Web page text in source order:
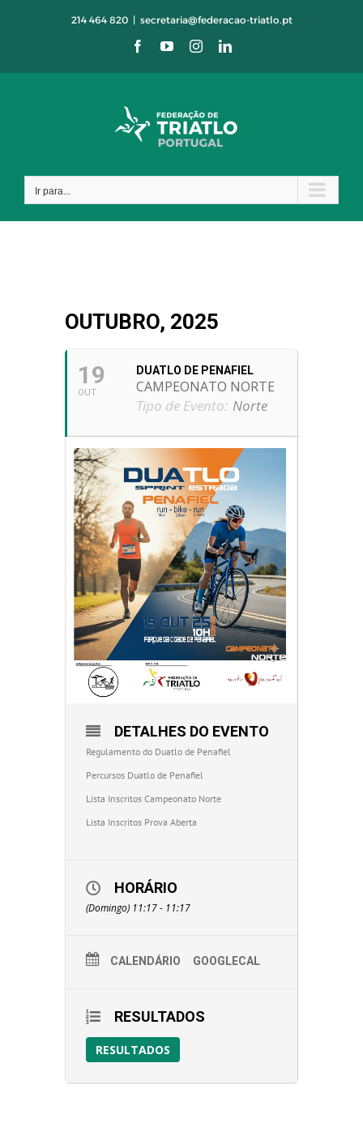
214 464 820 | secretaria@federacao-triatlo.pt
FacebookYouTubeInstagramLinkedIn
Ir para...
OUTUBRO, 2025
19
OUT
DUATLO DE PENAFIEL
CAMPEONATO NORTE
Tipo de Evento: Norte
DETALHES DO EVENTO
Regulamento do Duatlo de Penafiel
Percursos Duatlo de Penafiel
Lista Inscritos Campeonato Norte
Lista Inscritos Prova Aberta
HORÁRIO
(Domingo) 11:17 - 11:17
CALENDÁRIO GOOGLECAL
RESULTADOS
RESULTADOS